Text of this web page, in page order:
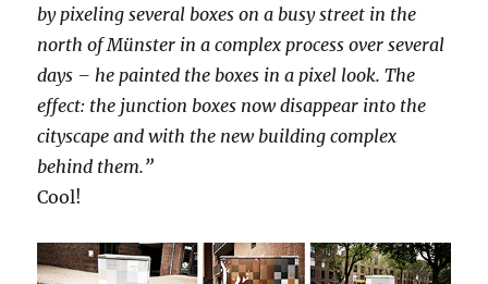
by pixeling several boxes on a busy street in the
north of Münster in a complex process over several
days – he painted the boxes in a pixel look. The
effect: the junction boxes now disappear into the
cityscape and with the new building complex
behind them.”
Cool!